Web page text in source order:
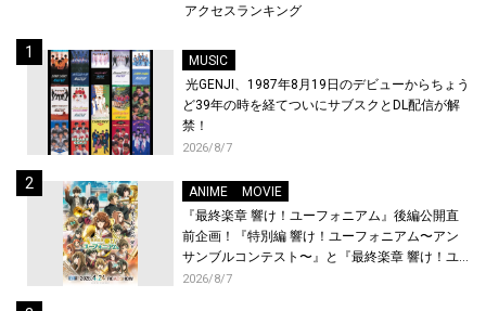
アクセスランキング
MUSIC
光GENJI、1987年8月19日のデビューからちょう
ど39年の時を経てついにサブスクとDL配信が解
禁！
2026/8/7
ANIME
MOVIE
『最終楽章 響け！ユーフォニアム』後編公開直
前企画！『特別編 響け！ユーフォニアム〜アン
サンブルコンテスト〜』と『最終楽章 響け！ユ
ーフォニアム』前編の一挙上映が決定！
2026/8/7